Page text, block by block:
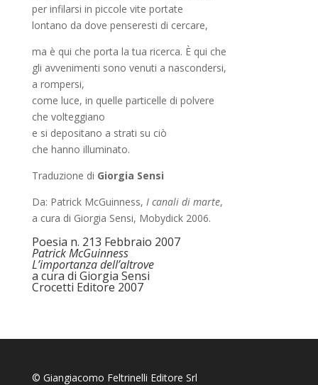
per infilarsi in piccole vite portate
lontano da dove penseresti di cercare,
ma è qui che porta la tua ricerca. È qui che
gli avvenimenti sono venuti a nascondersi,
a rompersi,
come luce, in quelle particelle di polvere
che volteggiano
e si depositano a strati su ciò
che hanno illuminato.
Traduzione di Giorgia Sensi
Da: Patrick McGuinness, I canali di marte,
a cura di Giorgia Sensi, Mobydick 2006.
Poesia n. 213 Febbraio 2007
Patrick McGuinness
L’importanza dell’altrove
a cura di Giorgia Sensi
Crocetti Editore 2007
© Giangiacomo Feltrinelli Editore Srl